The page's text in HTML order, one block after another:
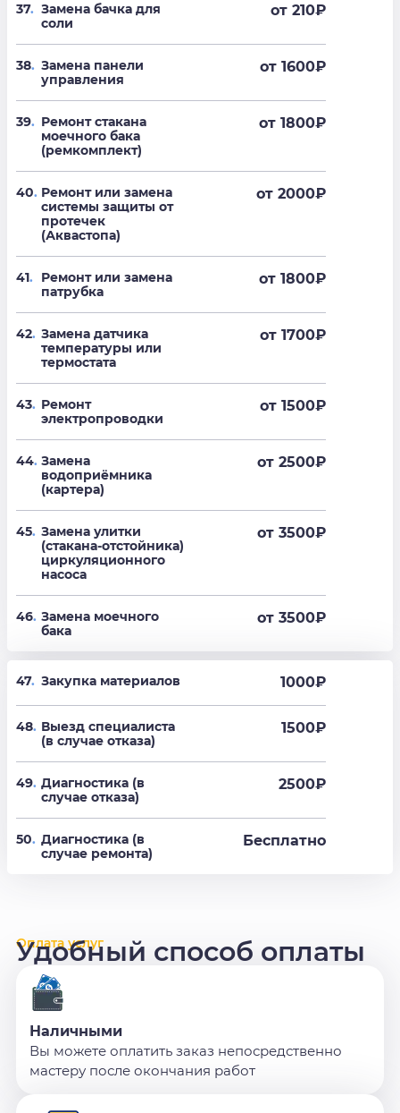
37. Замена бачка для
соли
от 210₽
38. Замена панели
управления
от 1600₽
39. Ремонт стакана
моечного бака
(ремкомплект)
от 1800₽
40. Ремонт или замена
системы защиты от
протечек
(Аквастопа)
от 2000₽
41.
Ремонт или замена
патрубка
от 1800₽
42. Замена датчика
температуры или
термостата
от 1700₽
43. Ремонт
электропроводки
от 1500₽
44. Замена
водоприёмника
(картера)
от 2500₽
45. Замена улитки
(стакана-отстойника)
циркуляционного
насоса
от 3500₽
46. Замена моечного
бака
от 3500₽
47. Закупка материалов 1000₽
48. Выезд специалиста
(в случае отказа)
1500₽
49. Диагностика (в
случае отказа)
2500₽
50. Диагностика (в
случае ремонта)
Бесплатно
Оплата услуг
Удобный способ оплаты
Наличными
Вы можете оплатить заказ непосредственно
мастеру после окончания работ